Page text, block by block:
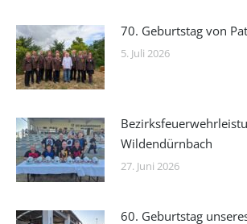
70. Geburtstag von
5. Juli 2026
Wildendürnbach
27. Juni 2026
60. Geburtstag